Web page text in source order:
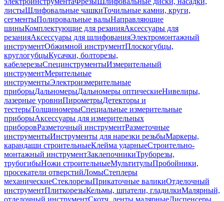
листыШлифовальные чашкиТочильные камни, круги,
сегментыПолировальные валыНаправляющие
шиныКомплектующие для резанияАксессуары для
резанияАксессуары для шлифованияЭлектромонтажный
инструментОбжимной инструментПлоскогубцы,
круглогубцыКусачки, болторезы,
кабелерезыСпецинструментыИзмерительный
инструментМерительные
инструментыЭлектроизмерительные
приборыДальномерыДальномеры оптическиеНивелиры,
лазерные уровниПирометрыДетекторы и
тестерыТолщиномерыСпециальные измерительные
приборыАксессуары для измерительных
приборовРазметочный инструментРазметочные
инструментыИнструменты для нарезки резьбыМаркеры,
карандаши строительныеКлейма ударныеСтроительно-
монтажный инструментЗаклепочникиТруборезы,
трубогибыНожи строительныеМультитулыПробойники,
просекатели отверстийЛомыСтеплеры
механическиеСтеклорезыПрикаточные валикиОтделочный
инструментПлиткорезыКельмы, шпатели, гладилкиМалярный,
отделочный инструментСкотч, ленты малярныеДиспенсеры